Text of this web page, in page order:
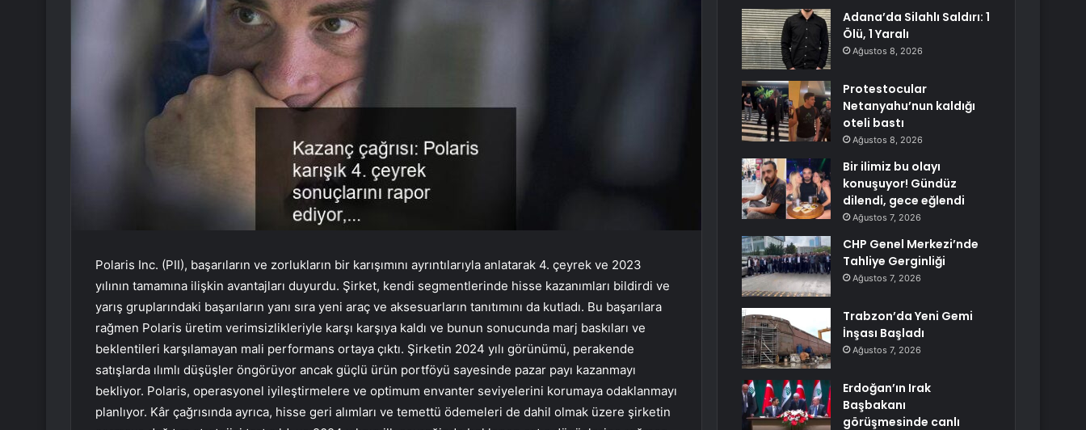
Polaris Inc. (PII), başarıların ve zorlukların bir karışımını ayrıntılarıyla anlatarak 4. çeyrek ve 2023
yılının tamamına ilişkin avantajları duyurdu. Şirket, kendi segmentlerinde hisse kazanımları bildirdi ve
yarış gruplarındaki başarıların yanı sıra yeni araç ve aksesuarların tanıtımını da kutladı. Bu başarılara
rağmen Polaris üretim verimsizlikleriyle karşı karşıya kaldı ve bunun sonucunda marj baskıları ve
beklentileri karşılamayan mali performans ortaya çıktı. Şirketin 2024 yılı görünümü, perakende
satışlarda ılımlı düşüşler öngörüyor ancak güçlü ürün portföyü sayesinde pazar payı kazanmayı
bekliyor. Polaris, operasyonel iyileştirmelere ve optimum envanter seviyelerini korumaya odaklanmayı
planlıyor. Kâr çağrısında ayrıca, hisse geri alımları ve temettü ödemeleri de dahil olmak üzere şirketin
Adana’da Silahlı Saldırı: 1
Ölü, 1 Yaralı
Ağustos 8, 2026
Protestocular
Netanyahu’nun kaldığı
oteli bastı
Ağustos 8, 2026
Bir ilimiz bu olayı
konuşuyor! Gündüz
dilendi, gece eğlendi
Ağustos 7, 2026
CHP Genel Merkezi’nde
Tahliye Gerginliği
Ağustos 7, 2026
Trabzon’da Yeni Gemi
İnşası Başladı
Ağustos 7, 2026
Erdoğan’ın Irak
Başbakanı
görüşmesinde canlı